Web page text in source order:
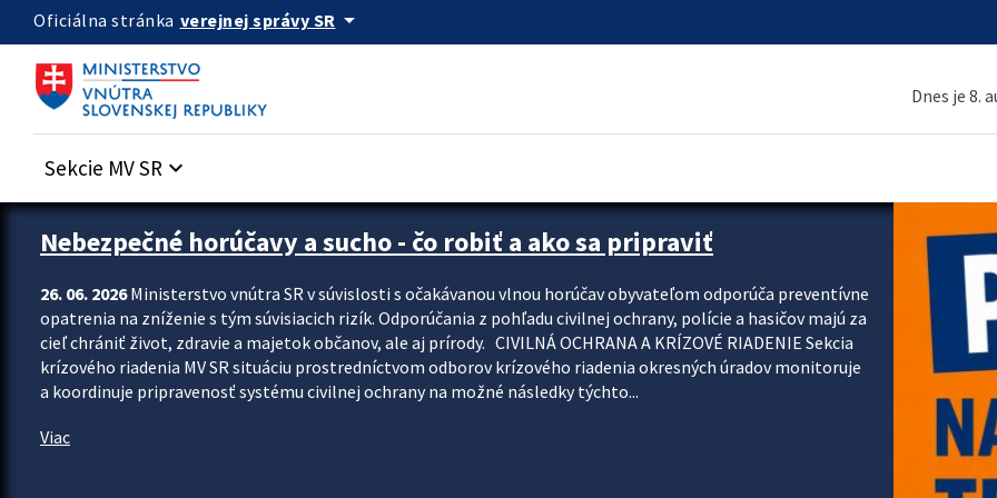
Preskocit na hlavný obsah
Oficiálna stránka verejnej správy SR arrow_drop_down
Dnes je 8.
Sekcie MV SR keyboard_arrow_down
Zastavit automatický posun upútavok
Nebezpečné horúčavy a sucho - čo robiť a ako sa pripraviť
26. 06. 2026Ministerstvo vnútra SR v súvislosti s očakávanou vlnou horúčav obyvateľom odporúča preventívne
opatrenia na zníženie s tým súvisiacich rizík. Odporúčania z pohľadu civilnej ochrany, polície a hasičov majú za
cieľ chrániť život, zdravie a majetok občanov, ale aj prírody. CIVILNÁ OCHRANA A KRÍZOVÉ RIADENIE Sekcia
krízového riadenia MV SR situáciu prostredníctvom odborov krízového riadenia okresných úradov monitoruje
a koordinuje pripravenosť systému civilnej ochrany na možné následky týchto...
Viac